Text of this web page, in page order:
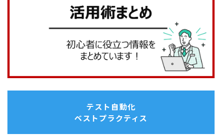
テスト自動化
ベストプラクティス